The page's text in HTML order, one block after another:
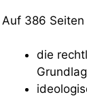
Auf 386
die